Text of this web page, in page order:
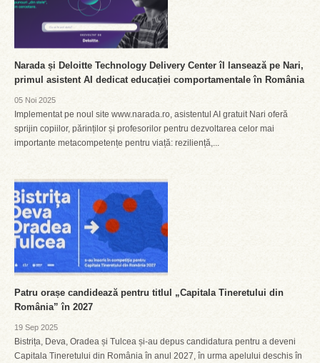
Narada și Deloitte Technology Delivery Center îl lansează pe Nari,
primul asistent AI dedicat educației comportamentale în România
05 Noi 2025
Implementat pe noul site www.narada.ro, asistentul AI gratuit Nari oferă
sprijin copiilor, părinților și profesorilor pentru dezvoltarea celor mai
importante metacompetențe pentru viață: reziliență,...
Patru orașe candidează pentru titlul „Capitala Tineretului din
România” în 2027
19 Sep 2025
Bistrița, Deva, Oradea și Tulcea și-au depus candidatura pentru a deveni
Capitala Tineretului din România în anul 2027, în urma apelului deschis în